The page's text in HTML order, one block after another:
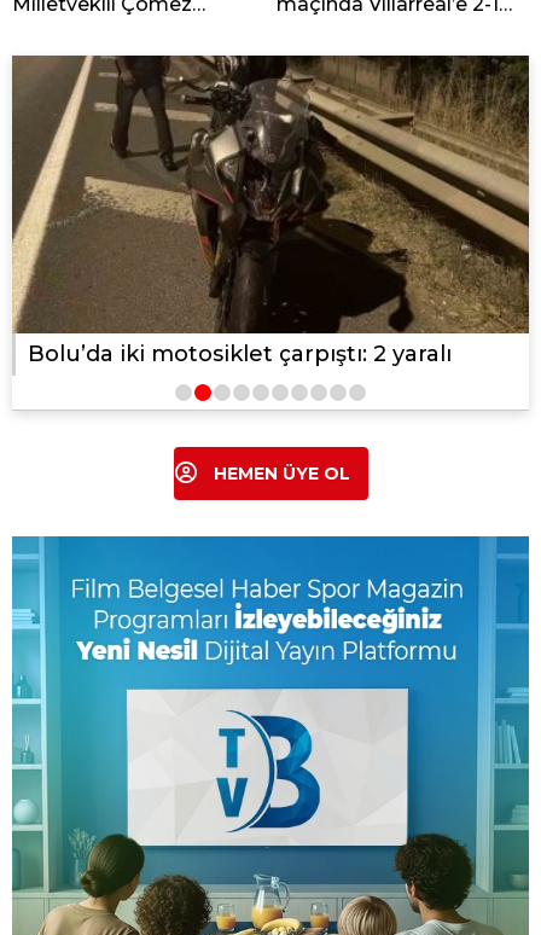
başlatıldı
Bolu’da kırmızı ışıkta geçen otomobil
kamyonla çarpıştı
2 3 4 5 6 7 8 9 10
HEMEN ÜYE OL